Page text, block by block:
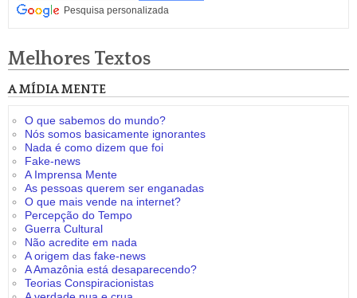
Pesquisa personalizada
Melhores Textos
A MÍDIA MENTE
O que sabemos do mundo?
Nós somos basicamente ignorantes
Nada é como dizem que foi
Fake-news
A Imprensa Mente
As pessoas querem ser enganadas
O que mais vende na internet?
Percepção do Tempo
Guerra Cultural
Não acredite em nada
A origem das fake-news
A Amazônia está desaparecendo?
Teorias Conspiracionistas